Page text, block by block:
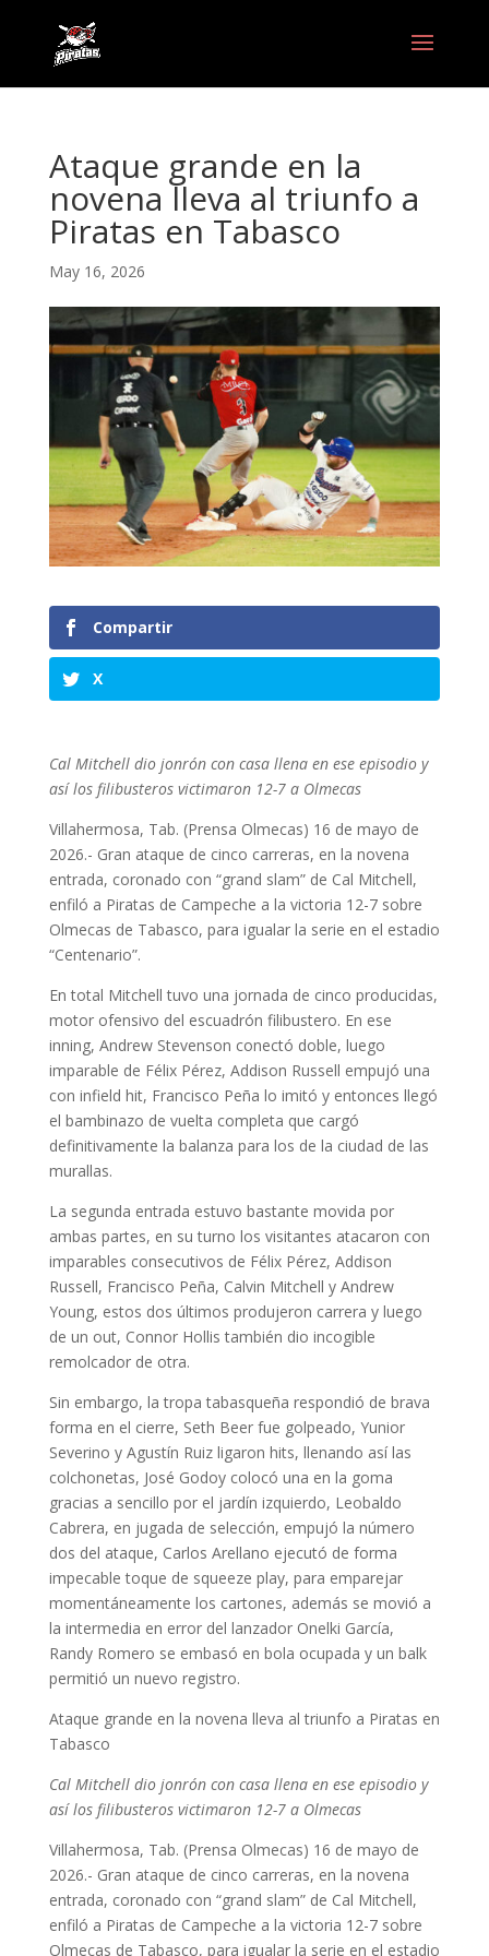
Ataque grande en la
novena lleva al triunfo a
Piratas en Tabasco
May 16, 2026
Compartir
X
Cal Mitchell dio jonrón con casa llena en ese episodio y
así los filibusteros victimaron 12-7 a Olmecas
Villahermosa, Tab. (Prensa Olmecas) 16 de mayo de
2026.- Gran ataque de cinco carreras, en la novena
entrada, coronado con “grand slam” de Cal Mitchell,
enfiló a Piratas de Campeche a la victoria 12-7 sobre
Olmecas de Tabasco, para igualar la serie en el estadio
“Centenario”.
En total Mitchell tuvo una jornada de cinco producidas,
motor ofensivo del escuadrón filibustero. En ese
inning, Andrew Stevenson conectó doble, luego
imparable de Félix Pérez, Addison Russell empujó una
con infield hit, Francisco Peña lo imitó y entonces llegó
el bambinazo de vuelta completa que cargó
definitivamente la balanza para los de la ciudad de las
murallas.
La segunda entrada estuvo bastante movida por
ambas partes, en su turno los visitantes atacaron con
imparables consecutivos de Félix Pérez, Addison
Russell, Francisco Peña, Calvin Mitchell y Andrew
Young, estos dos últimos produjeron carrera y luego
de un out, Connor Hollis también dio incogible
remolcador de otra.
Sin embargo, la tropa tabasqueña respondió de brava
forma en el cierre, Seth Beer fue golpeado, Yunior
Severino y Agustín Ruiz ligaron hits, llenando así las
colchonetas, José Godoy colocó una en la goma
gracias a sencillo por el jardín izquierdo, Leobaldo
Cabrera, en jugada de selección, empujó la número
dos del ataque, Carlos Arellano ejecutó de forma
impecable toque de squeeze play, para emparejar
momentáneamente los cartones, además se movió a
la intermedia en error del lanzador Onelki García,
Randy Romero se embasó en bola ocupada y un balk
permitió un nuevo registro.
Ataque grande en la novena lleva al triunfo a Piratas en
Tabasco
Cal Mitchell dio jonrón con casa llena en ese episodio y
así los filibusteros victimaron 12-7 a Olmecas
Villahermosa, Tab. (Prensa Olmecas) 16 de mayo de
2026.- Gran ataque de cinco carreras, en la novena
entrada, coronado con “grand slam” de Cal Mitchell,
enfiló a Piratas de Campeche a la victoria 12-7 sobre
Olmecas de Tabasco, para igualar la serie en el estadio